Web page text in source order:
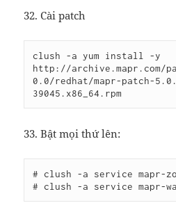
32. Cài patch
clush -a yum install -y
http://archive.mapr.com/
0.0/redhat/mapr-patch-
39045.x86_64.rpm
33. Bật mọi thứ lên:
# clush -a service mapr-